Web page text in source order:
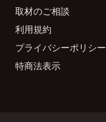
取材のご相談
利用規約
プライバシーポリシー
特商法表示